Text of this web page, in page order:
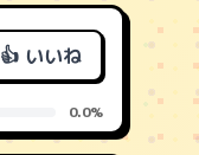
👍 いいね
0.0%